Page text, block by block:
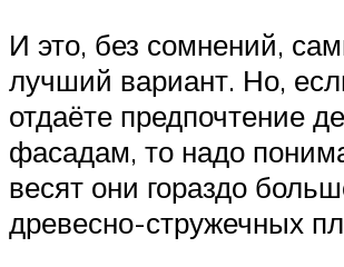
И это, без сомнений,
лучший вариант. Но,
отдаёте предпочтение
фасадам, то надо
весят они гораздо
древесно-стружечных